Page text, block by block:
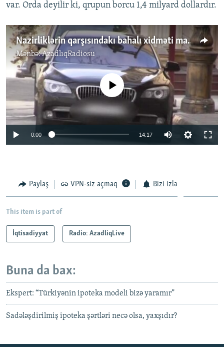
var. Orda deyilir ki, qrupun borcu 1,4 milyard dollardır.
Nazirliklərin qarşısındakı bahalı xidməti maşınlar...
Mənbə:AzadlıqRadiosu
No media source currently available
0:00 14:17
Paylaş VPN-siz açmaq Bizi izlə
This item is part of
İqtisadiyyat Radio: AzadliqLive
Buna da bax:
Ekspert: “Türkiyənin ipoteka modeli bizə yaramır”
Sadələşdirilmiş ipoteka şərtləri necə olsa, yaxşıdır?